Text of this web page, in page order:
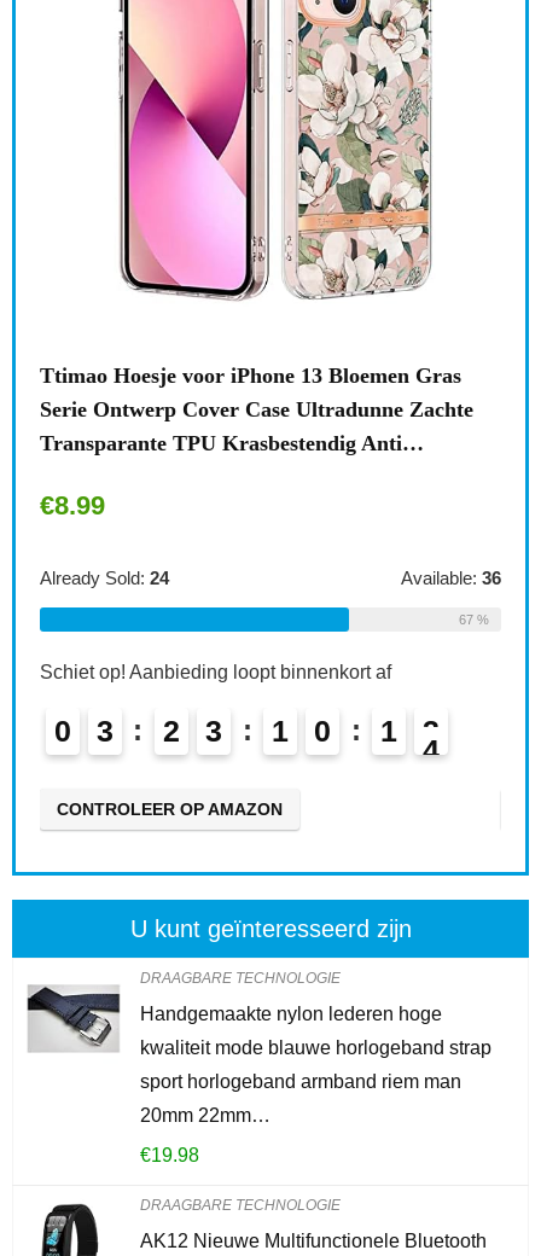
Ttimao Hoesje voor iPhone 13 Bloemen Gras
Serie Ontwerp Cover Case Ultradunne Zachte
Transparante TPU Krasbestendig Anti…
€8.99
Already Sold: 24 Available: 36
67 %
Schiet op! Aanbieding loopt binnenkort af
0 3 2 3 1 0 1 2
CONTROLEER OP AMAZON
U kunt geïnteresseerd zijn
DRAAGBARE TECHNOLOGIE
Handgemaakte nylon lederen hoge
kwaliteit mode blauwe horlogeband strap
sport horlogeband armband riem man
20mm 22mm…
€19.98
DRAAGBARE TECHNOLOGIE
AK12 Nieuwe Multifunctionele Bluetooth